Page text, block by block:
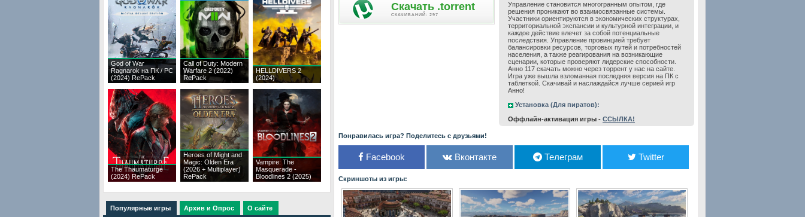
God of War
Ragnarok на ПК / PC
(2024) RePack
Call of Duty: Modern
Warfare 2 (2022)
RePack
HELLDIVERS 2
(2024)
The Thaumaturge
(2024) RePack
Heroes of Might and
Magic: Olden Era
(2026 + Multiplayer)
RePack
Vampire: The
Masquerade -
Bloodlines 2 (2025)
Популярные игры Архив и Опрос О сайте
Скачать .torrent
CКАЧИВАНИЙ: 297
Управление становится многогранным опытом, где
решения проникают во взаимосвязанные системы.
Участники ориентируются в экономических структурах,
территориальной экспансии и культурной интеграции, и
каждое действие влечет за собой потенциальные
последствия. Управление провинцией требует
балансировки ресурсов, торговых путей и потребностей
населения, а также реагирования на возникающие
сценарии, которые проверяют лидерские способности.
Анно 117 скачать можно через торрент у нас на сайте.
Игра уже вышла взломанная последняя версия на ПК с
таблеткой. Скачивай и наслаждайся лучше серией игр
Анно!
Установка (Для пиратов):
Оффлайн-активация игры - ССЫЛКА!
Понравилась игра? Поделитесь с друзьями!
Facebook Вконтакте Телеграм Twitter
Скриншоты из игры: